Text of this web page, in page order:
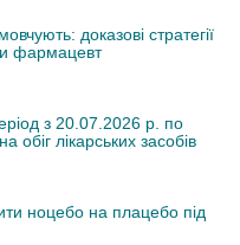
доказові стратегії
фармацевт
з 20.07.2026 р. по
лікарських засобів
ноцебо на плацебо під